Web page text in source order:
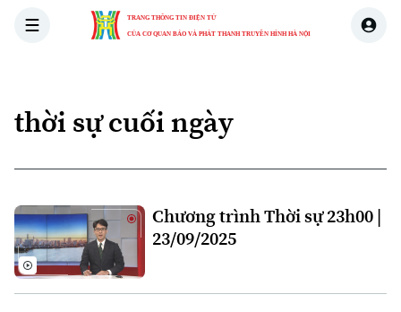
TRANG THÔNG TIN ĐIỆN TỬ
CỦA CƠ QUAN BÁO VÀ PHÁT THANH TRUYỀN HÌNH HÀ NỘI
thời sự cuối ngày
Chương trình Thời sự 23h00 |
23/09/2025